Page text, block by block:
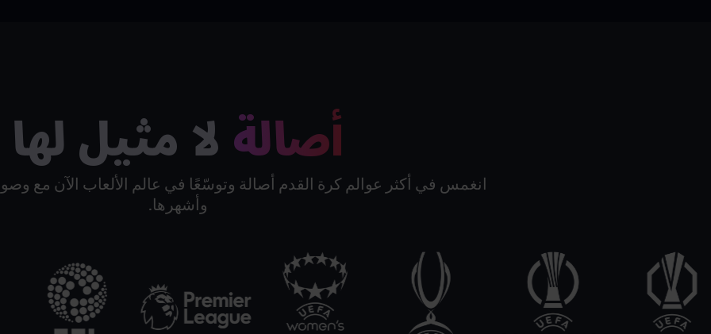
أصالةلا مثيل لها
انغمس في أكثر عوالم كرة القدم أصالة وتوسّعًا في عالم الألعاب الآن مع
وأشهرها.